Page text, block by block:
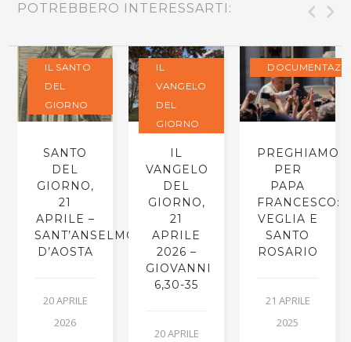
POTREBBERO INTERESSARTI:
IL SANTO
DEL
GIORNO
SANTO
DEL
GIORNO,
21
APRILE –
SANT’ANSELMO
D’AOSTA
20 APRILE
2026
IL
VANGELO
DEL
GIORNO
IL
VANGELO
DEL
GIORNO,
21
APRILE
2026 –
GIOVANNI
6,30-35
20 APRILE
PREGHIAMO
PER
PAPA
FRANCESCO:
VEGLIA E
SANTO
ROSARIO
21 APRILE
2025